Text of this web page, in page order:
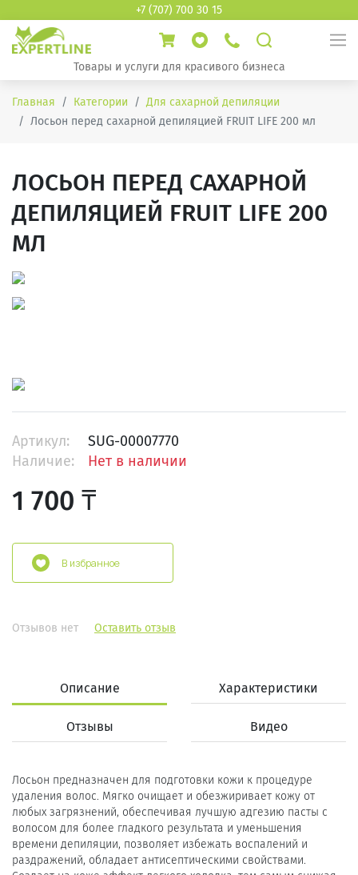
+7 (707) 700 30 15
Товары и услуги для красивого бизнеса
Главная Категории
Для сахарной депиляции
Лосьон перед сахарной депиляцией FRUIT LIFE 200 мл
ЛОСЬОН ПЕРЕД САХАРНОЙ
ДЕПИЛЯЦИЕЙ FRUIT LIFE 200
МЛ
Артикул:
SUG-00007770
Наличие:
Нет в наличии
1 700 ₸
В избранное
Отзывов нет Оставить отзыв
Описание Характеристики
Отзывы Видео
Лосьон предназначен для подготовки кожи к процедуре
удаления волос. Мягко очищает и обезжиривает кожу от
любых загрязнений, обеспечивая лучшую адгезию пасты с
волосом для более гладкого результата и уменьшения
времени депиляции, позволяет избежать воспалений и
раздражений, обладает антисептическими свойствами.